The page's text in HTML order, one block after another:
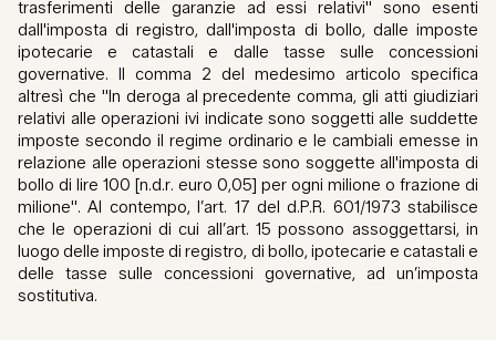
trasferimenti delle garanzie ad essi relativi" sono esenti
dall'imposta di registro, dall'imposta di bollo, dalle imposte
ipotecarie e catastali e dalle tasse sulle concessioni
governative. Il comma 2 del medesimo articolo specifica
altresì che "In deroga al precedente comma, gli atti giudiziari
relativi alle operazioni ivi indicate sono soggetti alle suddette
imposte secondo il regime ordinario e le cambiali emesse in
relazione alle operazioni stesse sono soggette all'imposta di
bollo di lire 100 [n.d.r. euro 0,05] per ogni milione o frazione di
milione". Al contempo, l’art. 17 del d.P.R. 601/1973 stabilisce
che le operazioni di cui all’art. 15 possono assoggettarsi, in
luogo delle imposte di registro, di bollo, ipotecarie e catastali e
delle tasse sulle concessioni governative, ad un’imposta
sostitutiva.